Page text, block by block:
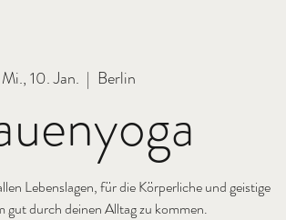
Mi., 10. Jan.
  |
Berlin
Lebenslagen, für die Körperliche und geistige
gut durch deinen Alltag zu kommen.